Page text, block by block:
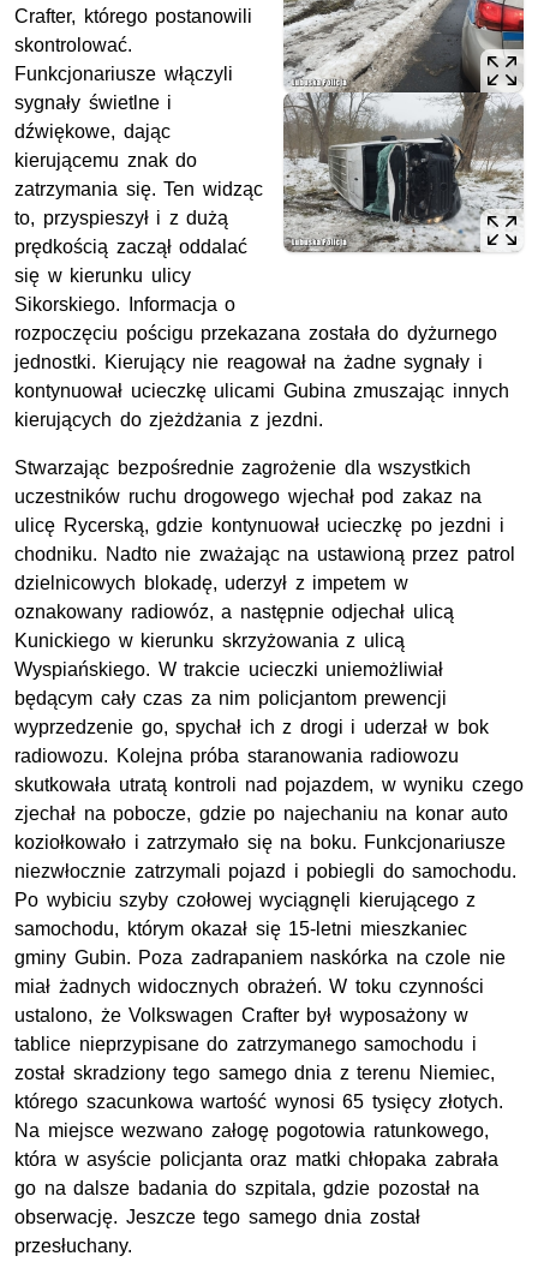
Crafter, którego postanowili
skontrolować.
Funkcjonariusze włączyli
sygnały świetlne i
dźwiękowe, dając
kierującemu znak do
zatrzymania się. Ten widząc
to, przyspieszył i z dużą
prędkością zaczął oddalać
się w kierunku ulicy
Sikorskiego. Informacja o
rozpoczęciu pościgu przekazana została do dyżurnego
jednostki. Kierujący nie reagował na żadne sygnały i
kontynuował ucieczkę ulicami Gubina zmuszając innych
kierujących do zjeżdżania z jezdni.
Stwarzając bezpośrednie zagrożenie dla wszystkich
uczestników ruchu drogowego wjechał pod zakaz na
ulicę Rycerską, gdzie kontynuował ucieczkę po jezdni i
chodniku. Nadto nie zważając na ustawioną przez patrol
dzielnicowych blokadę, uderzył z impetem w
oznakowany radiowóz, a następnie odjechał ulicą
Kunickiego w kierunku skrzyżowania z ulicą
Wyspiańskiego. W trakcie ucieczki uniemożliwiał
będącym cały czas za nim policjantom prewencji
wyprzedzenie go, spychał ich z drogi i uderzał w bok
radiowozu. Kolejna próba staranowania radiowozu
skutkowała utratą kontroli nad pojazdem, w wyniku czego
zjechał na pobocze, gdzie po najechaniu na konar auto
koziołkowało i zatrzymało się na boku. Funkcjonariusze
niezwłocznie zatrzymali pojazd i pobiegli do samochodu.
Po wybiciu szyby czołowej wyciągnęli kierującego z
samochodu, którym okazał się 15-letni mieszkaniec
gminy Gubin. Poza zadrapaniem naskórka na czole nie
miał żadnych widocznych obrażeń. W toku czynności
ustalono, że Volkswagen Crafter był wyposażony w
tablice nieprzypisane do zatrzymanego samochodu i
został skradziony tego samego dnia z terenu Niemiec,
którego szacunkowa wartość wynosi 65 tysięcy złotych.
Na miejsce wezwano załogę pogotowia ratunkowego,
która w asyście policjanta oraz matki chłopaka zabrała
go na dalsze badania do szpitala, gdzie pozostał na
obserwację. Jeszcze tego samego dnia został
przesłuchany.